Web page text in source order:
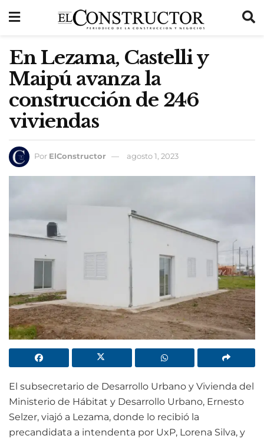
En Lezama, Castelli y
Maipú avanza la
construcción de 246
viviendas
Por ElConstructor agosto 1, 2023
El subsecretario de Desarrollo Urbano y Vivienda del
Ministerio de Hábitat y Desarrollo Urbano, Ernesto
Selzer, viajó a Lezama, donde lo recibió la
precandidata a intendenta por UxP, Lorena Silva, y